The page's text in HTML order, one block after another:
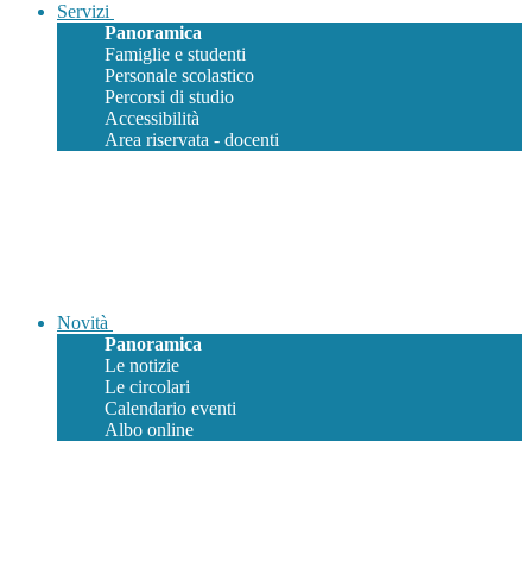
Servizi
Panoramica
Famiglie e studenti
Personale scolastico
Percorsi di studio
Accessibilità
Area riservata - docenti
Novità
Panoramica
Le notizie
Le circolari
Calendario eventi
Albo online